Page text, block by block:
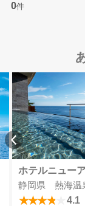
0件
ホテルニュー
静岡県 熱海温
4.1